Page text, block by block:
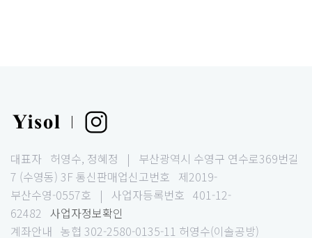
|
대표자 허영수, 정혜정 | 부산광역시 수영구 연수로369번길
7 (수영동) 3F통신판매업신고번호 제2019-
부산수영-0557호 | 사업자등록번호 401-12-
62482 사업자정보확인
계좌안내 농협 302-2580-0135-11 허영수(이솔공방)